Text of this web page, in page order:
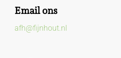
Email ons
afh@fijnhout.nl